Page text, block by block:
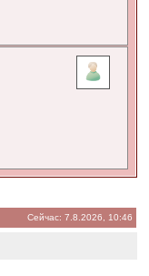
Сейчас: 7.8.2026, 10:46